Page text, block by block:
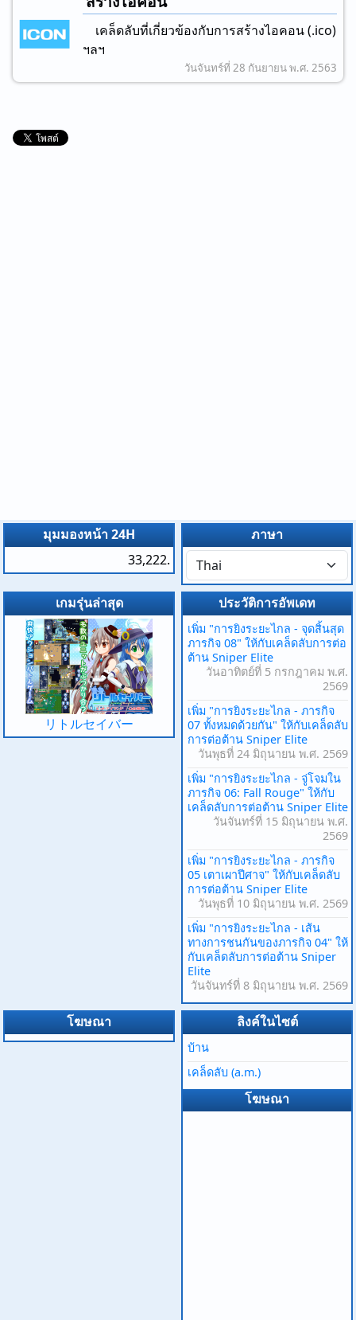
เคล็ดลับที่เกี่ยวข้องกับการสร้างไอคอน (.ico)
ฯลฯ
วันจันทร์ที่ 28 กันยายน พ.ศ. 2563
มุมมองหน้า 24H
33,222.
ภาษา
เกมรุ่นล่าสุด
リトルセイバー
ประวัติการอัพเดท
เพิ่ม "การยิงระยะไกล - จุดสิ้นสุด
ภารกิจ 08" ให้กับเคล็ดลับการต่อ
ต้าน Sniper Elite
วันอาทิตย์ที่ 5 กรกฎาคม พ.ศ.
2569
เพิ่ม "การยิงระยะไกล - ภารกิจ
07 ทั้งหมดด้วยกัน" ให้กับเคล็ดลับ
การต่อต้าน Sniper Elite
วันพุธที่ 24 มิถุนายน พ.ศ. 2569
เพิ่ม "การยิงระยะไกล - จู่โจมใน
ภารกิจ 06: Fall Rouge" ให้กับ
เคล็ดลับการต่อต้าน Sniper Elite
วันจันทร์ที่ 15 มิถุนายน พ.ศ.
2569
เพิ่ม "การยิงระยะไกล - ภารกิจ
05 เตาเผาปีศาจ" ให้กับเคล็ดลับ
การต่อต้าน Sniper Elite
วันพุธที่ 10 มิถุนายน พ.ศ. 2569
เพิ่ม "การยิงระยะไกล - เส้น
ทางการชนกันของภารกิจ 04" ให้
กับเคล็ดลับการต่อต้าน Sniper
Elite
วันจันทร์ที่ 8 มิถุนายน พ.ศ. 2569
โฆษณา ลิงค์ในไซต์
บ้าน
เคล็ดลับ (a.m.)
โฆษณา